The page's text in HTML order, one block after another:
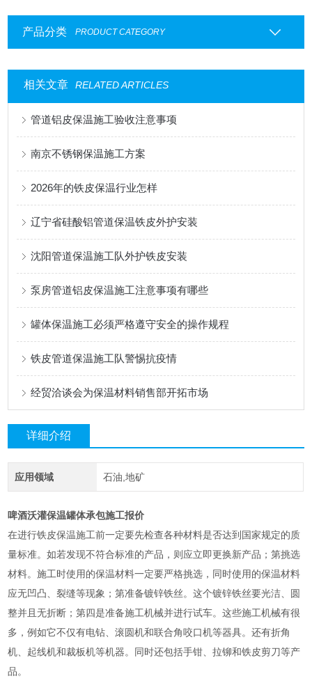
产品分类 PRODUCT CATEGORY
相关文章 RELATED ARTICLES
管道铝皮保温施工验收注意事项
南京不锈钢保温施工方案
2026年的铁皮保温行业怎样
辽宁省硅酸铝管道保温铁皮外护安装
沈阳管道保温施工队外护铁皮安装
泵房管道铝皮保温施工注意事项有哪些
罐体保温施工必须严格遵守安全的操作规程
铁皮管道保温施工队警惕抗疫情
经贸洽谈会为保温材料销售部开拓市场
详细介绍
应用领域 石油,地矿
啤酒沃灌保温罐体承包施工报价
在进行铁皮保温施工前一定要先检查各种材料是否达到国家规定的质
量标准。如若发现不符合标准的产品，则应立即更换新产品；第挑选
材料。施工时使用的保温材料一定要严格挑选，同时使用的保温材料
应无凹凸、裂缝等现象；第准备镀锌铁丝。这个镀锌铁丝要光洁、圆
整并且无折断；第四是准备施工机械并进行试车。这些施工机械有很
多，例如它不仅有电钻、滚圆机和联合角咬口机等器具。还有折角
机、起线机和裁板机等机器。同时还包括手钳、拉铆和铁皮剪刀等产
品。